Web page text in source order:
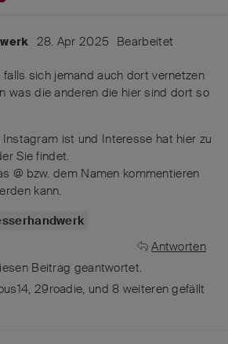
28. Apr 2025 Bearbeitet
sich jemand auch dort vernetzen
was die anderen die hier sind dort so
ist und Interesse hat hier zu
Sie findet.
@ bzw. dem Namen kommentieren
kann.
Antworten
Beitrag geantwortet.
, 29roadie, und8 weiteren gefällt